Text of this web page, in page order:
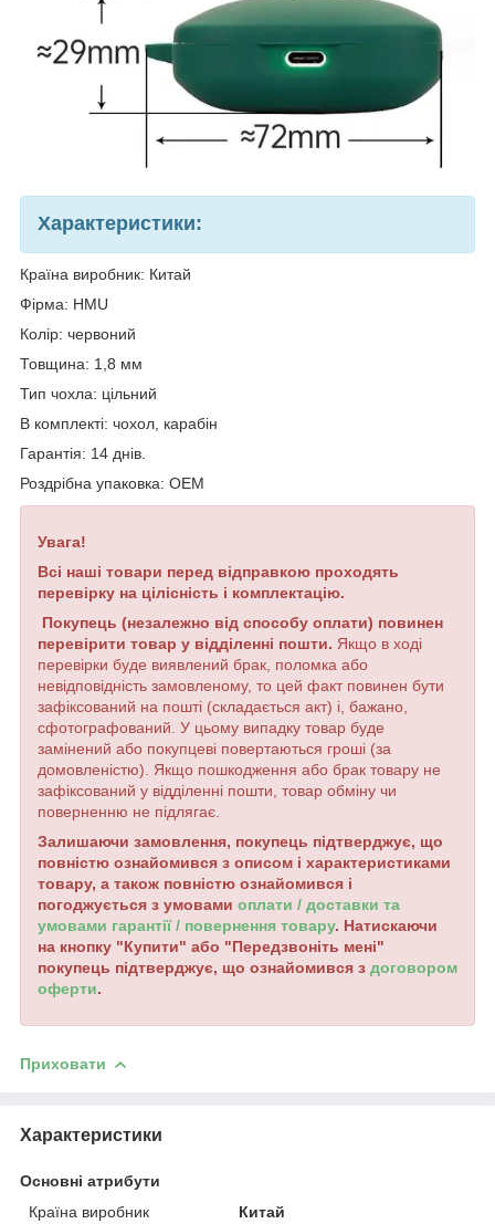
Характеристики:
Країна виробник: Китай
Фірма: HMU
Колір: червоний
Товщина: 1,8 мм
Тип чохла: цільний
В комплекті: чохол, карабін
Гарантія: 14 днів.
Роздрібна упаковка: OEM
Увага!
Всі наші товари перед відправкою проходять
перевірку на цілісність і комплектацію.
Покупець (незалежно від способу оплати) повинен
перевірити товар у відділенні пошти. Якщо в ході
перевірки буде виявлений брак, поломка або
невідповідність замовленому, то цей факт повинен бути
зафіксований на пошті (складається акт) і, бажано,
сфотографований. У цьому випадку товар буде
замінений або покупцеві повертаються гроші (за
домовленістю). Якщо пошкодження або брак товару не
зафіксований у відділенні пошти, товар обміну чи
поверненню не підлягає.
Залишаючи замовлення, покупець підтверджує, що
повністю ознайомився з описом і характеристиками
товару, а також повністю ознайомився і
погоджується з умовами оплати / доставки та
умовами гарантії / повернення товару. Натискаючи
на кнопку "Купити" або "Передзвоніть мені"
покупець підтверджує, що ознайомився з договором
оферти.
Приховати
Характеристики
Основні атрибути
Країна виробник
Китай